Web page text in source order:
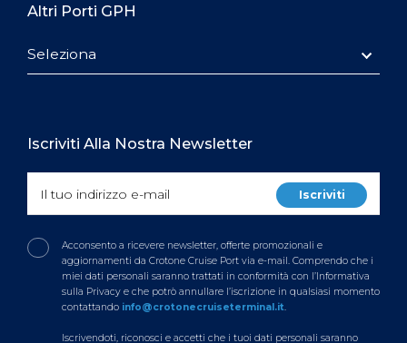
Altri Porti GPH
Seleziona
Iscriviti Alla Nostra Newsletter
Acconsento a ricevere newsletter, offerte promozionali e
aggiornamenti da Crotone Cruise Port via e-mail. Comprendo che i
miei dati personali saranno trattati in conformità con l’Informativa
sulla Privacy e che potrò annullare l’iscrizione in qualsiasi momento
contattando info@crotonecruiseterminal.it.
Iscrivendoti, riconosci e accetti che i tuoi dati personali saranno